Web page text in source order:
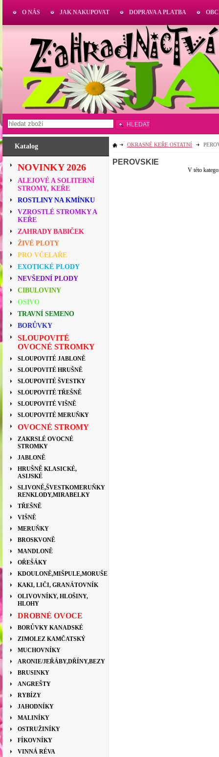
Katalog
NOVINKY 2026
ALEJOVÉ A SOLITERNÍ
STROMY, KEŘE
ROSTLINY NA KMÍNKU
VZROSTLÉ STROMKY A
KEŘE
ZAHRADY BABIČEK
ŽIVÉ PLOTY
PRO VČELAŘE
EXOTICKÉ PLODY
NEVŠEDNÍ PLODY
CIBULOVINY
OSIVO
TRAVNÍ SEMENO
BORŮVKY
SLOUPOVITÉ
OVOCNÉ STROMKY
SLOUPOVITÉ JABLONĚ
SLOUPOVITÉ HRUŠNĚ
SLOUPOVITÉ ŠVESTKY
SLOUPOVITÉ TŘEŠNĚ
SLOUPOVITÉ VIŠNĚ
SLOUPOVITÉ MERUŇKY
OVOCNÉ STROMY
ZAKRSLÉ OVOCNÉ
STROMKY
JABLONĚ
HRUŠNĚ KLASICKÉ,
ASIJSKÉ
SLIVONĚ,ŠVESTKOMERUŇKY
RENKLODY,MIRABELKY
TŘEŠNĚ
VIŠNĚ
MERUŇKY
BROSKVONĚ
MANDLONĚ
OŘEŠÁKY
KDOULONĚ,MIŠPULE,MORUŠE
KAKI, LIČI, GRANÁTOVNÍK
OLIVOVNÍKY, HLOŠINY,
HLOHY
DROBNÉ OVOCE
BORŮVKY KANADSKÉ
ZIMOLEZ KAMČATSKÝ
MUCHOVNÍKY
ARONIE/JEŘÁBY,DŘÍNY,BEZY
BRUSINKY
ANGREŠTY
RYBÍZY
JAHODNÍKY
MALINÍKY
OSTRUŽINÍKY
FÍKOVNÍKY
VINNÁ RÉVA
OKRASNÉ KEŘE OSTATNÍ
PEROVSKIE
V této
O NÁS JAK NAKUPOVAT DOPRAVA A PLATBA
HLEDAT